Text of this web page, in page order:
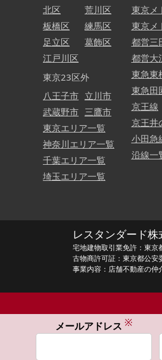
北区
板橋区
足立区
江戸川区
荒川区
練馬区
葛飾区
東京23区外
八王子市
武蔵野市
立川市
三鷹市
東京エリア一覧
神奈川エリア一覧
千葉エリア一覧
埼玉エリア一覧
東京メ
東京メ
都営三
都営大
東急東
東急田
京王線
京王井
小田急
沿線一
レスタンダード株
宅地建物取引業免許：東
古物商許可証：東京都公
事業内容：店舗不動産の仲
メールアドレス ※